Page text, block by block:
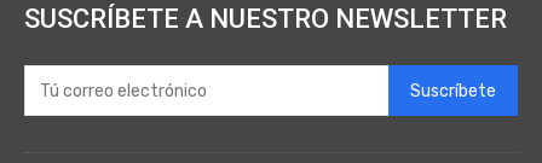
SUSCRÍBETE A NUESTRO NEWSLETTER
Suscríbete